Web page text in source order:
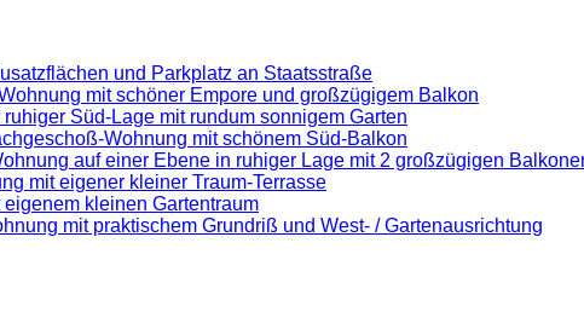
und Parkplatz an Staatsstraße
mit schöner Empore und großzügigem Balkon
Süd-Lage mit rundum sonnigem Garten
Wohnung mit schönem Süd-Balkon
auf einer Ebene in ruhiger Lage mit 2 großzügigen
mit eigener kleiner Traum-Terrasse
kleinen Gartentraum
mit praktischem Grundriß und West- / Gartenausrichtung